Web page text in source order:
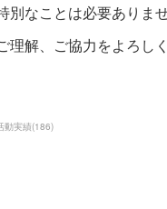
別なことは必要ありま
理解、ご協力をよろし
動実績(186)